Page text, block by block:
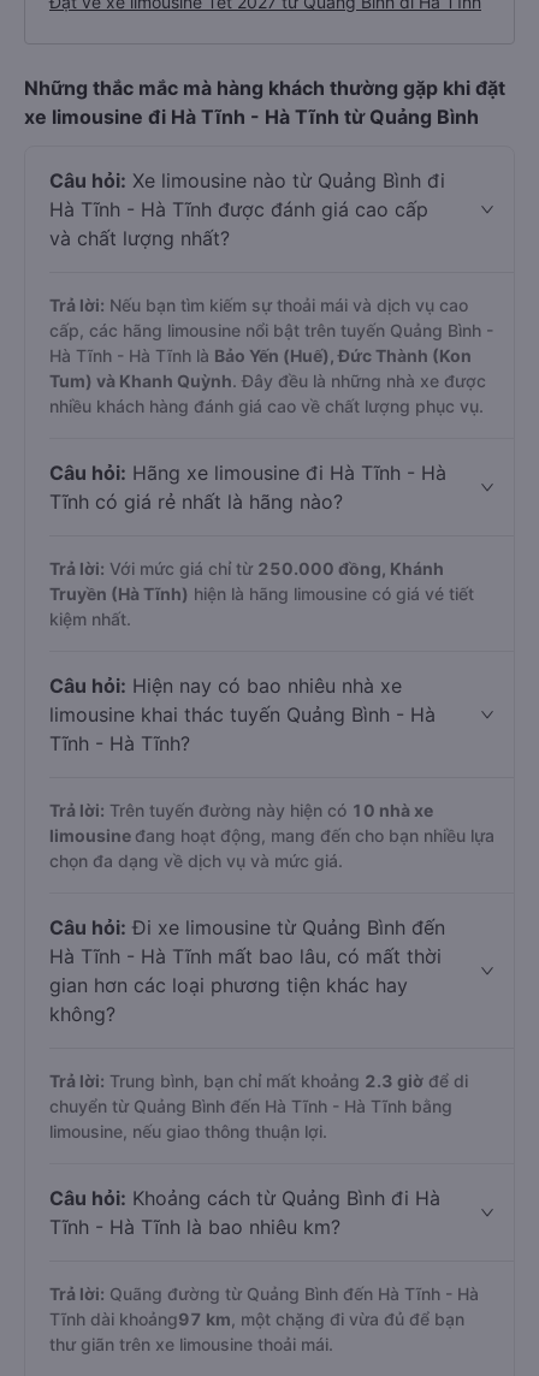
Những thắc mắc mà hàng khách thường gặp khi đặt
xe limousine đi Hà Tĩnh - Hà Tĩnh từ Quảng Bình
Câu hỏi: Xe limousine nào từ Quảng Bình đi
Hà Tĩnh - Hà Tĩnh được đánh giá cao cấp
và chất lượng nhất?
Trả lời: Nếu bạn tìm kiếm sự thoải mái và dịch vụ cao
cấp, các hãng limousine nổi bật trên tuyến Quảng Bình -
Hà Tĩnh - Hà Tĩnh là Bảo Yến (Huế), Đức Thành (Kon
Tum) và Khanh Quỳnh. Đây đều là những nhà xe được
nhiều khách hàng đánh giá cao về chất lượng phục vụ.
Câu hỏi: Hãng xe limousine đi Hà Tĩnh - Hà
Tĩnh có giá rẻ nhất là hãng nào?
Trả lời: Với mức giá chỉ từ 250.000 đồng, Khánh
Truyền (Hà Tĩnh) hiện là hãng limousine có giá vé tiết
kiệm nhất.
Câu hỏi: Hiện nay có bao nhiêu nhà xe
limousine khai thác tuyến Quảng Bình - Hà
Tĩnh - Hà Tĩnh?
Trả lời: Trên tuyến đường này hiện có 10 nhà xe
limousine đang hoạt động, mang đến cho bạn nhiều lựa
chọn đa dạng về dịch vụ và mức giá.
Câu hỏi: Đi xe limousine từ Quảng Bình đến
Hà Tĩnh - Hà Tĩnh mất bao lâu, có mất thời
gian hơn các loại phương tiện khác hay
không?
Trả lời: Trung bình, bạn chỉ mất khoảng 2.3 giờ để di
chuyển từ Quảng Bình đến Hà Tĩnh - Hà Tĩnh bằng
limousine, nếu giao thông thuận lợi.
Câu hỏi: Khoảng cách từ Quảng Bình đi Hà
Tĩnh - Hà Tĩnh là bao nhiêu km?
Trả lời: Quãng đường từ Quảng Bình đến Hà Tĩnh - Hà
Tĩnh dài khoảng97 km , một chặng đi vừa đủ để bạn
thư giãn trên xe limousine thoải mái.